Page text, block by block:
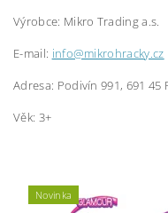
Výrobce: Mikro Trading a.s.
E-mail: info@mikrohracky.cz
Adresa: Podivín 991, 691 45
Věk: 3+
Novinka